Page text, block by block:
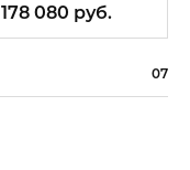
178 080 руб.
07